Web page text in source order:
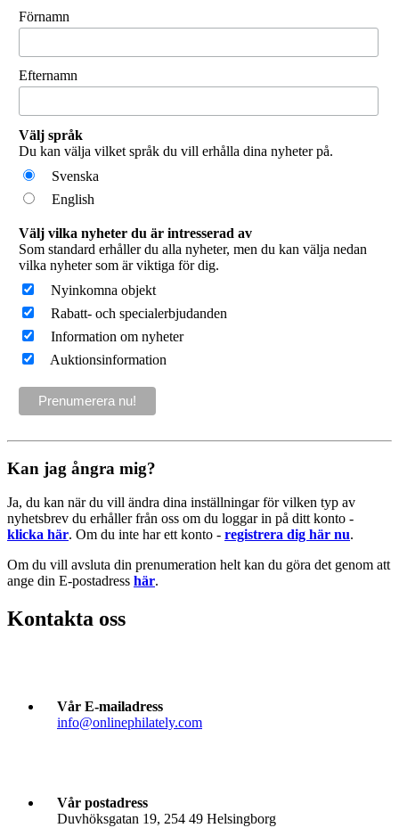
Förnamn
Efternamn
Välj språk
Du kan välja vilket språk du vill erhålla dina nyheter på.
Svenska
English
Välj vilka nyheter du är intresserad av
Som standard erhåller du alla nyheter, men du kan välja nedan
vilka nyheter som är viktiga för dig.
Nyinkomna objekt
Rabatt- och specialerbjudanden
Information om nyheter
Auktionsinformation
Kan jag ångra mig?
Ja, du kan när du vill ändra dina inställningar för vilken typ av
nyhetsbrev du erhåller från oss om du loggar in på ditt konto -
klicka här. Om du inte har ett konto - registrera dig här nu.
Om du vill avsluta din prenumeration helt kan du göra det genom att
ange din E-postadress här.
Kontakta oss
Vår E-mailadress
info@onlinephilately.com
Vår postadress
Duvhöksgatan 19, 254 49 Helsingborg